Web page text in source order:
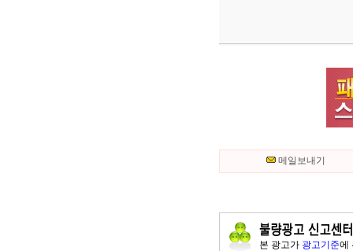
메일보내기
본 광고가 광고기준에